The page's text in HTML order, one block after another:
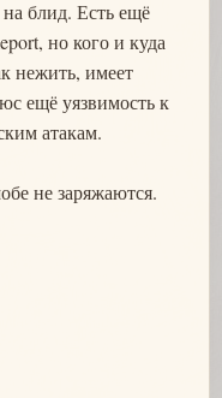
блид. Есть ещё
но кого и куда
нежить, имеет
ещё уязвимость к
атакам.
не заряжаются.